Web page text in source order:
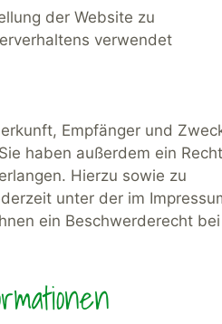
der Website zu
verwendet
Empfänger und
haben außerdem ein
Hierzu sowie zu
unter der im
ein Beschwerderecht bei